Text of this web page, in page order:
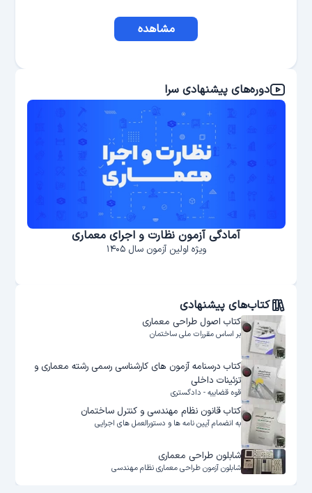
مشاهده
دوره‌های پیشنهادی سرا
آمادگی آزمون نظارت و اجرای معماری
ویژه اولین آزمون سال ۱۴۰۵
کتاب‌های پیشنهادی
کتاب اصول طراحی معماری
بر اساس مقررات ملی ساختمان
کتاب درسنامه آزمون های کارشناسی رسمی رشته معماری و
تزئینات داخلی
قوه قضاییه - دادگستری
کتاب قانون نظام مهندسی و کنترل ساختمان
به انضمام آیین نامه ها و دستورالعمل های اجرایی
شابلون طراحی معماری
شابلون آزمون طراحی معماری نظام مهندسی